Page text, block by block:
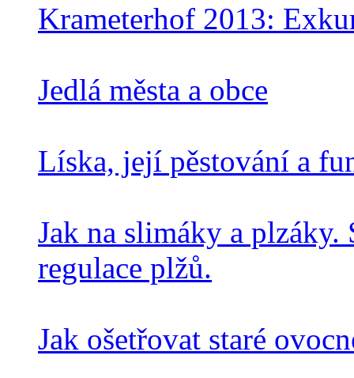
Krameterhof 2013:
Jedlá města a obce
Líska, její pěstování a
Jak na slimáky a
regulace plžů.
Jak ošetřovat staré